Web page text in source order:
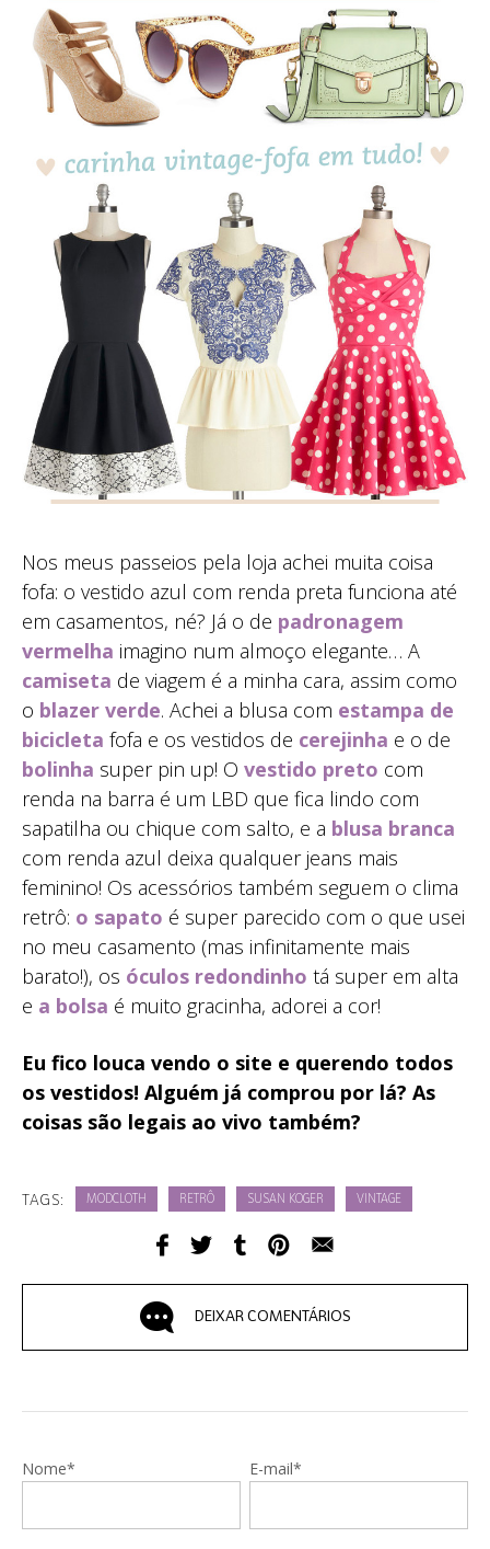
Nos meus passeios pela loja achei muita coisa
fofa: o vestido azul com renda preta funciona até
em casamentos, né? Já o de padronagem
vermelha imagino num almoço elegante… A
camiseta de viagem é a minha cara, assim como
o blazer verde. Achei a blusa com estampa de
bicicleta fofa e os vestidos de cerejinha e o de
bolinha super pin up! O vestido preto com
renda na barra é um LBD que fica lindo com
sapatilha ou chique com salto, e a blusa branca
com renda azul deixa qualquer jeans mais
feminino! Os acessórios também seguem o clima
retrô: o sapato é super parecido com o que usei
no meu casamento (mas infinitamente mais
barato!), os óculos redondinho tá super em alta
e a bolsa é muito gracinha, adorei a cor!
Eu fico louca vendo o site e querendo todos
os vestidos! Alguém já comprou por lá? As
coisas são legais ao vivo também?
TAGS: MODCLOTH RETRÔ SUSAN KOGER VINTAGE
DEIXAR COMENTÁRIOS
Nome* E-mail*